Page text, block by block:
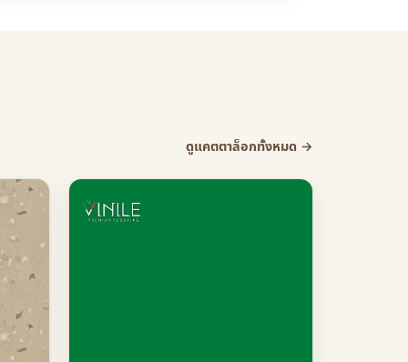
ดูแคตตาล็อกทั้งหมด →